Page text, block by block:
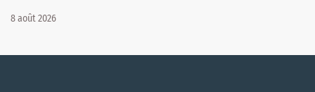
8 août 2026